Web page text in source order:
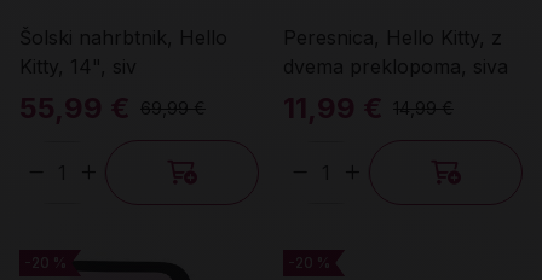
Šolski nahrbtnik, Hello
Kitty, 14", siv
55,99 € 69,99 €
Količina
Peresnica, Hello Kitty, z
dvema preklopoma, siva
11,99 € 14,99 €
-20 %
-20 % -20 %
-20 %